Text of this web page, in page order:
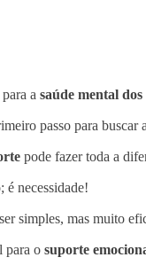
a saúde mental
passo para buscar
pode fazer toda a
é necessidade!
simples, mas muito
para o suporte